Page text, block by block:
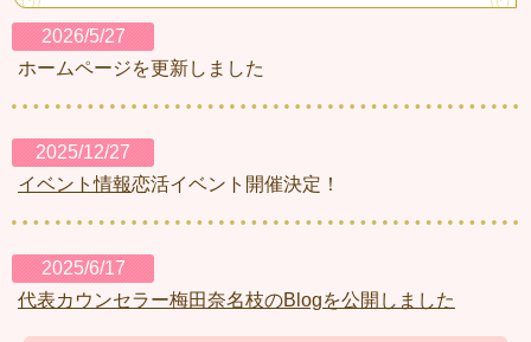
2026/5/27
ホームページを更新しました
2025/12/27
イベント情報恋活イベント開催決定！
2025/6/17
代表カウンセラー梅田奈名枝のBlogを公開しました